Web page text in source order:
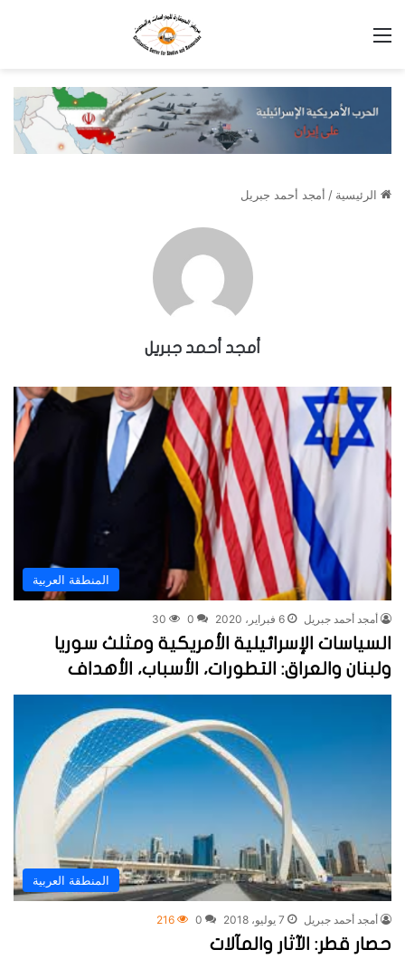
الرئيسية / أمجد أحمد جبريل
أمجد أحمد جبريل
المنطقة العربية
أمجد أحمد جبريل 6 فبراير، 2020 0
30
السياسات الإسرائيلية الأمريكية ومثلث سوريا
ولبنان والعراق: التطورات، الأسباب، الأهداف
المنطقة العربية
أمجد أحمد جبريل 7 يوليو، 2018 0
216
حصار قطر: الآثار والمآلات